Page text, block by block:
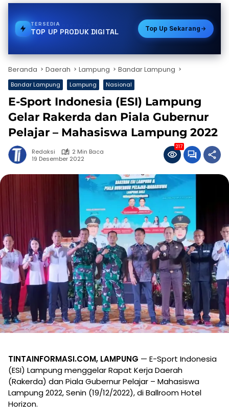
TERSEDIA
TOP UP PRODUK DIGITAL Top Up Sekarang
Beranda Daerah Lampung Bandar Lampung
Bandar Lampung Lampung Nasional
E-Sport Indonesia (ESI) Lampung
Gelar Rakerda dan Piala Gubernur
Pelajar – Mahasiswa Lampung 2022
Redaksi
2 Min Baca
19 Desember 2022
217
TINTAINFORMASI.COM, LAMPUNG — E-Sport Indonesia
(ESI) Lampung menggelar Rapat Kerja Daerah
(Rakerda) dan Piala Gubernur Pelajar – Mahasiswa
Lampung 2022, Senin (19/12/2022), di Ballroom Hotel
Horizon.